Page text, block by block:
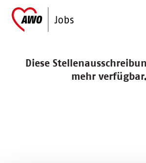
Diese
mehr verfügbar.